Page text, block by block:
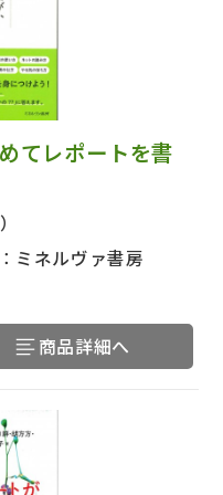
てレポートを書
ミネルヴァ書房
商品詳細へ